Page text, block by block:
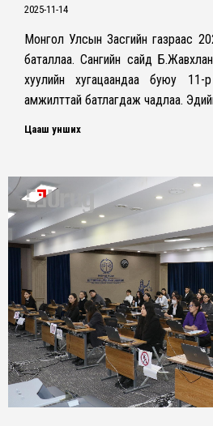
2025-11-14
Монгол Улсын Засгийн газраас
баталлаа. Сангийн сайд
хуулийн хугацаандаа буюу
амжилттай батлагдаж чадлаа. Эдийн
Цааш унших